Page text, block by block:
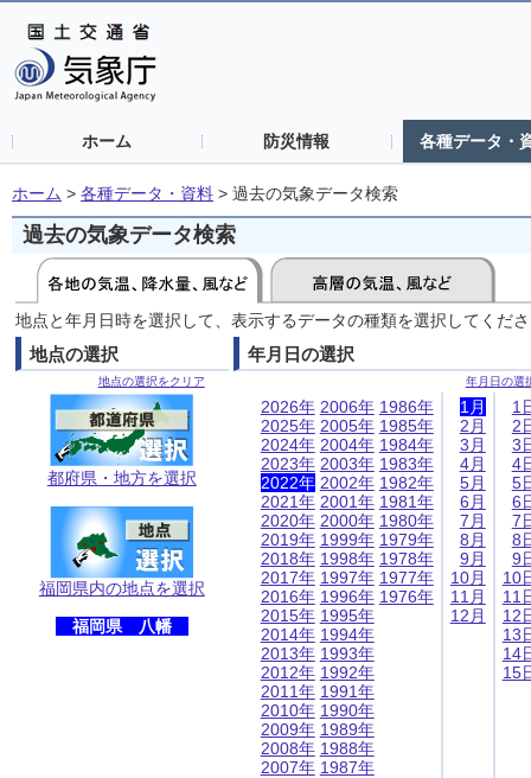
ホーム 防災情報 各種データ・
ホーム > 各種データ・資料 > 過去の気象データ検索
過去の気象データ検索
地点と年月日時を選択して、表示するデータの種類を選択してくだ
地点の選択
地点の選択をクリア
都府県・地方を選択
福岡県内の地点を選択
福岡県 八幡
年月日の選択
年月日の選
2026年
2025年
2024年
2023年
2022年
2021年
2020年
2019年
2018年
2017年
2016年
2015年
2014年
2013年
2012年
2011年
2010年
2009年
2008年
2007年
2006年
2005年
2004年
2003年
2002年
2001年
2000年
1999年
1998年
1997年
1996年
1995年
1994年
1993年
1992年
1991年
1990年
1989年
1988年
1987年
1986年
1985年
1984年
1983年
1982年
1981年
1980年
1979年
1978年
1977年
1976年
1月
2月
3月
4月
5月
6月
7月
8月
9月
10月
11月
12月
1
2
3
4
5
6
7
8
9
10
11
12
13
14
15